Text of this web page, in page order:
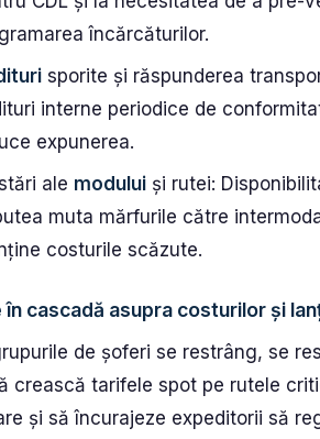
încărcăturilor.
sporite și răspunderea
interne periodice de
expunerea.
ale modului și rutei:
muta mărfurile către
costurile scăzute.
cascadă asupra costurilor și
de șoferi se restrâng, se
crească tarifele spot pe rutele
și să încurajeze expeditorii să